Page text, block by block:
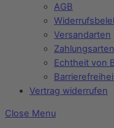
AGB
Versandarten
Zahlungsarten
Echtheit von
Vertrag widerrufen
Close Menu